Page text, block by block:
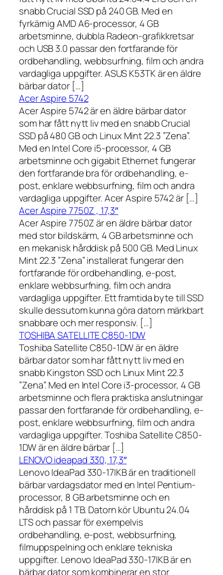
snabb Crucial SSD på 240 GB. Med en
fyrkärnig AMD A6-processor, 4 GB
arbetsminne, dubbla Radeon-grafikkretsar
och USB 3.0 passar den fortfarande för
ordbehandling, webbsurfning, film och andra
vardagliga uppgifter. ASUS K53TK är en äldre
bärbar dator […]
Acer Aspire 5742
Acer Aspire 5742 är en äldre bärbar dator
som har fått nytt liv med en snabb Crucial
SSD på 480 GB och Linux Mint 22.3 ”Zena”.
Med en Intel Core i5-processor, 4 GB
arbetsminne och gigabit Ethernet fungerar
den fortfarande bra för ordbehandling, e-
post, enklare webbsurfning, film och andra
vardagliga uppgifter. Acer Aspire 5742 är […]
Acer Aspire 7750Z , 17,3″
Acer Aspire 7750Z är en äldre bärbar dator
med stor bildskärm, 4 GB arbetsminne och
en mekanisk hårddisk på 500 GB. Med Linux
Mint 22.3 ”Zena” installerat fungerar den
fortfarande för ordbehandling, e-post,
enklare webbsurfning, film och andra
vardagliga uppgifter. Ett framtida byte till SSD
skulle dessutom kunna göra datorn märkbart
snabbare och mer responsiv. […]
TOSHIBA SATELLITE C850-1DW
Toshiba Satellite C850-1DW är en äldre
bärbar dator som har fått nytt liv med en
snabb Kingston SSD och Linux Mint 22.3
”Zena”. Med en Intel Core i3-processor, 4 GB
arbetsminne och flera praktiska anslutningar
passar den fortfarande för ordbehandling, e-
post, enklare webbsurfning, film och andra
vardagliga uppgifter. Toshiba Satellite C850-
1DW är en äldre bärbar […]
LENOVO ideapad 330, 17,3″
Lenovo IdeaPad 330-17IKB är en traditionell
bärbar vardagsdator med en Intel Pentium-
processor, 8 GB arbetsminne och en
hårddisk på 1 TB. Datorn kör Ubuntu 24.04
LTS och passar för exempelvis
ordbehandling, e-post, webbsurfning,
filmuppspelning och enklare tekniska
uppgifter. Lenovo IdeaPad 330-17IKB är en
bärbar dator som kombinerar en stor